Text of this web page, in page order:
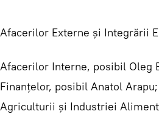
Externe şi Integrării
Interne, posibil Oleg
posibil Anatol Arapu;
şi Industriei